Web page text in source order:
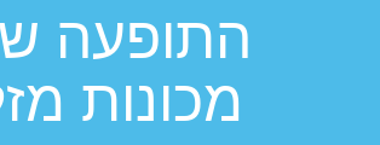
התופעה
מכונות